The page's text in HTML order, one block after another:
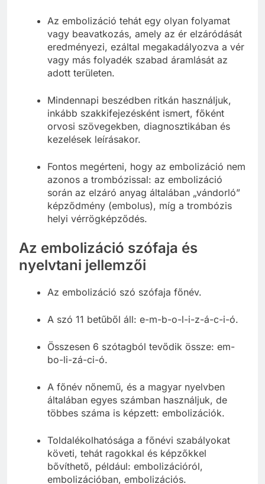
Az embolizáció tehát egy olyan folyamat
vagy beavatkozás, amely az ér elzáródását
eredményezi, ezáltal megakadályozva a vér
vagy más folyadék szabad áramlását az
adott területen.
Mindennapi beszédben ritkán használjuk,
inkább szakkifejezésként ismert, főként
orvosi szövegekben, diagnosztikában és
kezelések leírásakor.
Fontos megérteni, hogy az embolizáció nem
azonos a trombózissal: az embolizáció
során az elzáró anyag általában „vándorló”
képződmény (embolus), míg a trombózis
helyi vérrögképződés.
Az embolizáció szófaja és
nyelvtani jellemzői
Az embolizáció szó szófaja főnév.
A szó 11 betűből áll: e-m-b-o-l-i-z-á-c-i-ó.
Összesen 6 szótagból tevődik össze: em-
bo-li-zá-ci-ó.
A főnév nőnemű, és a magyar nyelvben
általában egyes számban használjuk, de
többes száma is képzett: embolizációk.
Toldalékolhatósága a főnévi szabályokat
követi, tehát ragokkal és képzőkkel
bővíthető, például: embolizációról,
embolizációban, embolizációs.